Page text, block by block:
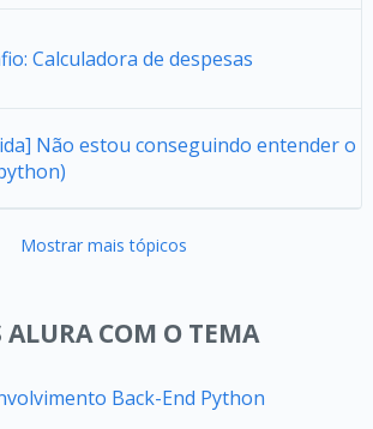
Calculadora de despesas
Não estou conseguindo entender o
Mostrar mais tópicos
ALURA COM O TEMA
Back-End Python